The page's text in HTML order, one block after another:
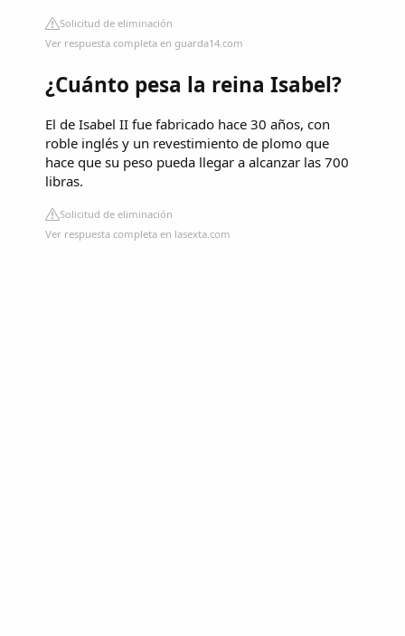
Solicitud de eliminación
Ver respuesta completa en guarda14.com
¿Cuánto pesa la reina Isabel?
El de Isabel II fue fabricado hace 30 años, con
roble inglés y un revestimiento de plomo que
hace que su peso pueda llegar a alcanzar las 700
libras.
Solicitud de eliminación
Ver respuesta completa en lasexta.com